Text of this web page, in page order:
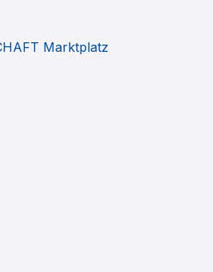
Marktplatz